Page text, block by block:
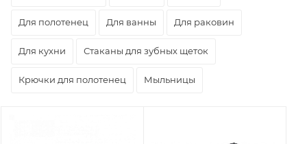
Для полотенец Для ванны Для раковин
Для кухни Стаканы для зубных щеток
Крючки для полотенец Мыльницы